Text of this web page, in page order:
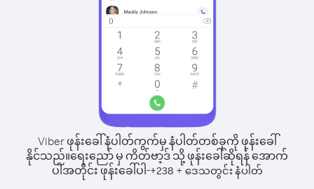
Viber ဖုန်းခေါ်နံပါတ်ကွက်မှ နံပါတ်တစ်ခုကို ဖုန်းခေါ်
နိုင်သည်။ရေးညော် မှ ကိတ်ဗာ့ဒ် သို့ ဖုန်းခေါ်ဆိုရန် အောက်
ပါအတိုင်း ဖုန်းခေါ်ပါ-+238 +ဒေသတွင်း နံပါတ်